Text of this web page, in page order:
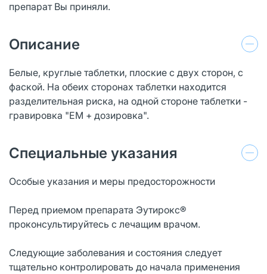
препарат Вы приняли.
Описание
Белые, круглые таблетки, плоские с двух сторон, с
фаской. На обеих сторонах таблетки находится
разделительная риска, на одной стороне таблетки -
гравировка "ЕМ + дозировка".
Специальные указания
Особые указания и меры предосторожности
Перед приемом препарата Эутирокс®
проконсультируйтесь с лечащим врачом.
Следующие заболевания и состояния следует
тщательно контролировать до начала применения